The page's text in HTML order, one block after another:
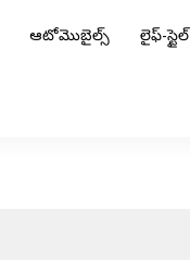
ఆటోమొబైల్స్ లైఫ్-స్టైల్